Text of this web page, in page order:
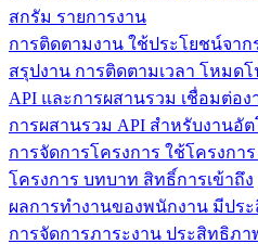
สกรัม รายการงาน
การติดตามงาน ใช้ประโยชน์จาก
สรุปงาน การติดตามเวลา โหมด
API และการผสานรวม เชื่อมต่อ
การผสานรวม API สำหรับงานอั
การจัดการโครงการ ใช้โครงกา
โครงการ บทบาท สิทธิ์การเข้าถึง
ผลการทำงานของพนักงาน มีปร
การจัดการภาระงาน ประสิทธิภ